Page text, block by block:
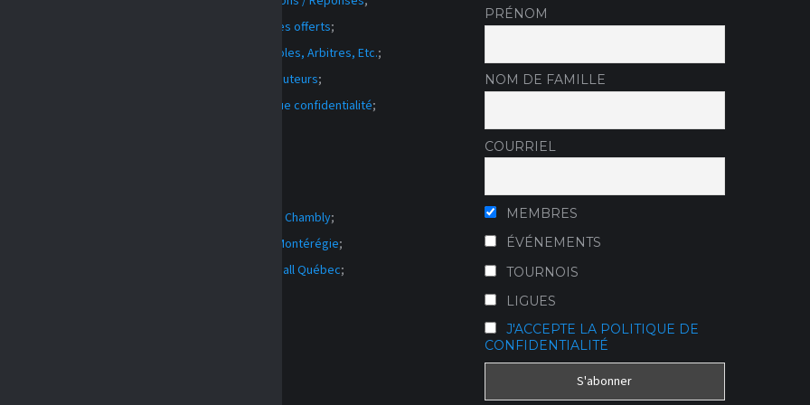
Services offerts;
Bénévoles, Arbitres, Etc.;
Contributeurs;
Politique confidentialité;
Ville de Chambly;
RSEQ Montérégie;
Volleyball Québec;
PRÉNOM
NOM DE FAMILLE
COURRIEL
MEMBRES
ÉVÉNEMENTS
TOURNOIS
LIGUES
J'ACCEPTE LA POLITIQUE DE
CONFIDENTIALITÉ